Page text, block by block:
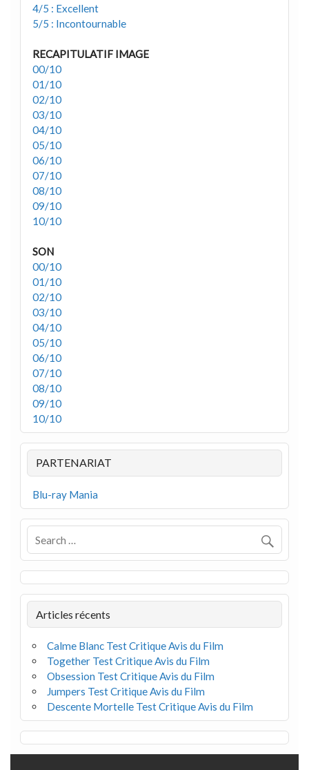
4/5 : Excellent
5/5 : Incontournable
RECAPITULATIF IMAGE
00/10
01/10
02/10
03/10
04/10
05/10
06/10
07/10
08/10
09/10
10/10
SON
00/10
01/10
02/10
03/10
04/10
05/10
06/10
07/10
08/10
09/10
10/10
PARTENARIAT
Blu-ray Mania
Articles récents
Calme Blanc Test Critique Avis du Film
Together Test Critique Avis du Film
Obsession Test Critique Avis du Film
Jumpers Test Critique Avis du Film
Descente Mortelle Test Critique Avis du Film